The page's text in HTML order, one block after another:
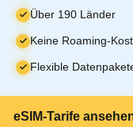
Über 190 Länder
Keine Roaming-
Flexible
eSIM-Tarife